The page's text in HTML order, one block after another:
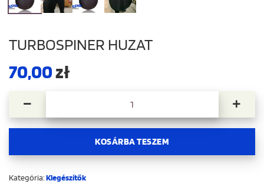
TURBOSPINER HUZAT
70,00zł
KOSÁRBA TESZEM
Kategória:Kiegészítők